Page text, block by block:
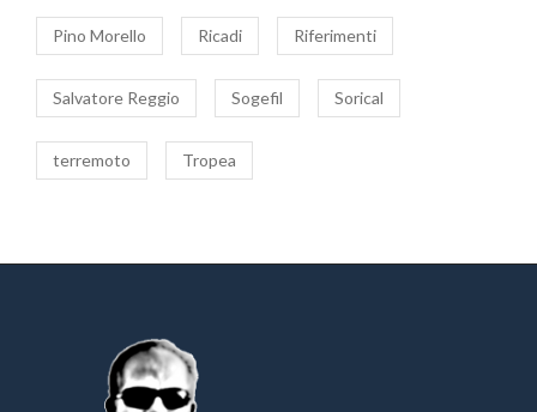
Pino Morello Ricadi Riferimenti
Salvatore Reggio Sogefil Sorical
terremoto Tropea